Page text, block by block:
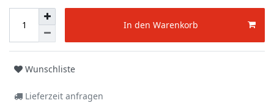
In den Warenkorb
Wunschliste
Lieferzeit anfragen